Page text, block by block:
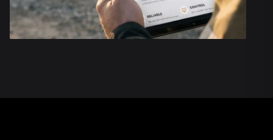
Manuelle Planung ist zeitaufwendig und
kostspieligen Ausfallzeiten auf dem Feld führen kann.
etwas, das Sie sich während der Hochsaison nicht